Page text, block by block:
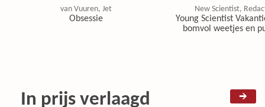
van Vuuren, Jet
Obsessie
New Scientist,
Young Scientist
bomvol weetjes en
In prijs verlaagd